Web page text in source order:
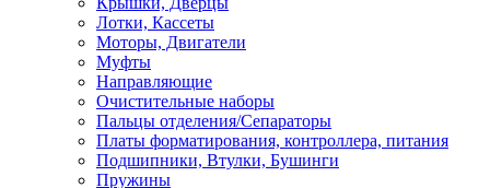
Лотки, Кассеты
Моторы, Двигатели
Муфты
Направляющие
Очистительные наборы
Пальцы отделения/Сепараторы
Платы форматирования, контроллера, питания
Подшипники, Втулки, Бушинги
Пружины